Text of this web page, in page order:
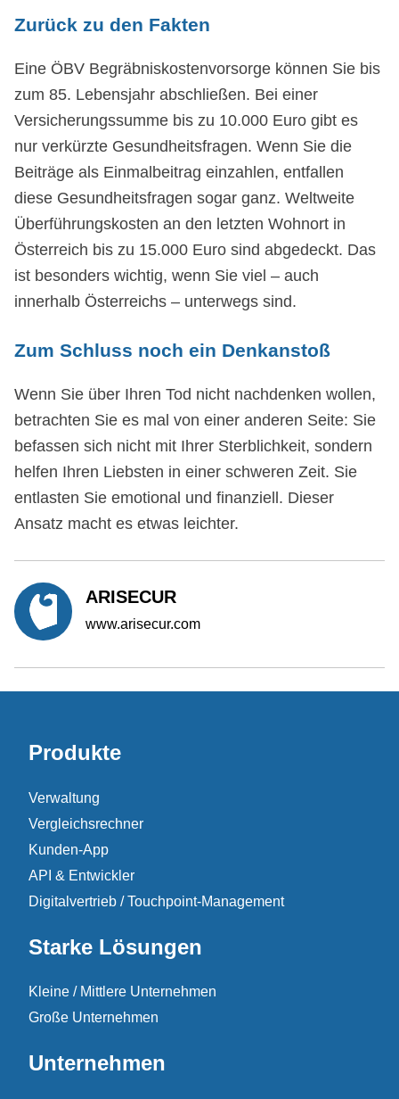
Zurück zu den Fakten
Eine ÖBV Begräbniskostenvorsorge können Sie bis
zum 85. Lebensjahr abschließen. Bei einer
Versicherungssumme bis zu 10.000 Euro gibt es
nur verkürzte Gesundheitsfragen. Wenn Sie die
Beiträge als Einmalbeitrag einzahlen, entfallen
diese Gesundheitsfragen sogar ganz. Weltweite
Überführungskosten an den letzten Wohnort in
Österreich bis zu 15.000 Euro sind abgedeckt. Das
ist besonders wichtig, wenn Sie viel – auch
innerhalb Österreichs – unterwegs sind.
Zum Schluss noch ein Denkanstoß
Wenn Sie über Ihren Tod nicht nachdenken wollen,
betrachten Sie es mal von einer anderen Seite: Sie
befassen sich nicht mit Ihrer Sterblichkeit, sondern
helfen Ihren Liebsten in einer schweren Zeit. Sie
entlasten Sie emotional und finanziell. Dieser
Ansatz macht es etwas leichter.
ARISECUR
www.arisecur.com
Produkte
Verwaltung
Vergleichsrechner
Kunden-App
API & Entwickler
Digitalvertrieb / Touchpoint-Management
Starke Lösungen
Kleine / Mittlere Unternehmen
Große Unternehmen
Unternehmen